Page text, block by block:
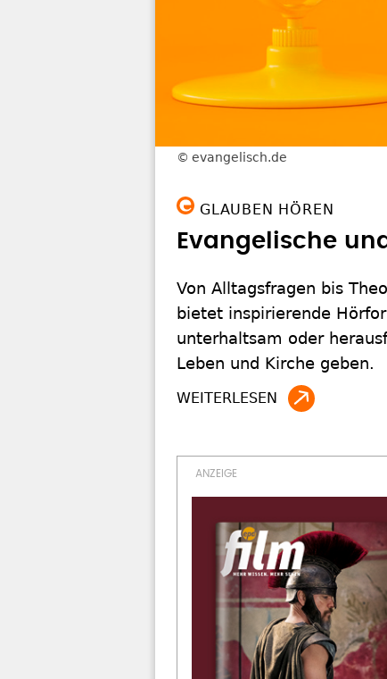
evangelisch.de
GLAUBEN HÖREN
Evangelische
Von Alltagsfragen bis
bietet inspirierende
unterhaltsam oder
Leben und Kirche geben.